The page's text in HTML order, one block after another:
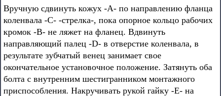
Вручную сдвинуть кожух -А- по направлению фланца
коленвала -С- -стрелка-, пока опорное кольцо рабочих
кромок -В- не ляжет на фланец. Вдвинуть
направляющий палец -D- в отверстие коленвала, в
результате зубчатый венец занимает свое
окончательное установочное положение. Затянуть оба
болта с внутренним шестигранником монтажного
приспособления. Накручивать рукой гайку -Е- на